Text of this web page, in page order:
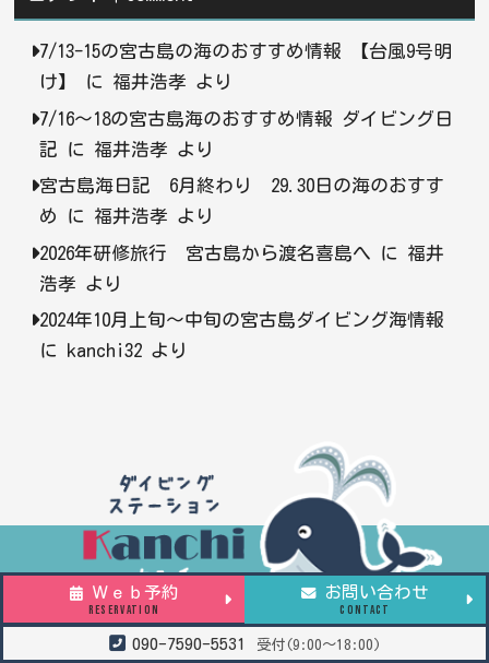
7/13-15の宮古島の海のおすすめ情報 【台風9号明
け】
に 福井浩孝 より
7/16〜18の宮古島海のおすすめ情報 ダイビング日
記 に 福井浩孝 より
宮古島海日記 6月終わり 29.30日の海のおすす
め
に 福井浩孝 より
2026年研修旅行 宮古島から渡名喜島へ に 福井
浩孝 より
2024年10月上旬〜中旬の宮古島ダイビング海情報
に kanchi32 より
Ｗｅｂ予約
RESERVATION
お問い合わせ
CONTACT
090-7590-5531 受付(9:00～18:00)